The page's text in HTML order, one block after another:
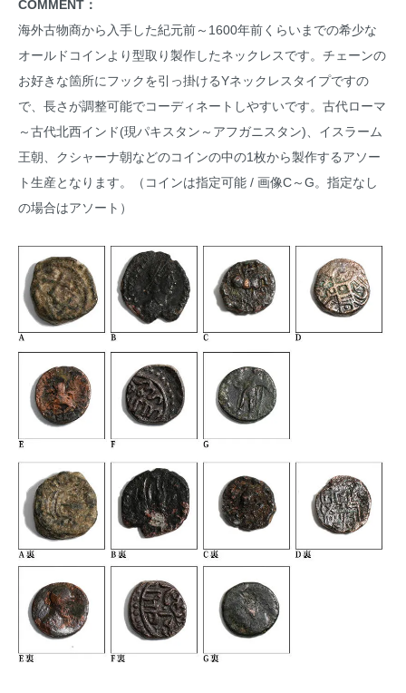
COMMENT：
海外古物商から入手した紀元前～1600年前くらいまでの希少な
オールドコインより型取り製作したネックレスです。チェーンの
お好きな箇所にフックを引っ掛けるYネックレスタイプですの
で、長さが調整可能でコーディネートしやすいです。古代ローマ
～古代北西インド(現パキスタン～アフガニスタン)、イスラーム
王朝、クシャーナ朝などのコインの中の1枚から製作するアソー
ト生産となります。（コインは指定可能 / 画像C～G。指定なし
の場合はアソート）